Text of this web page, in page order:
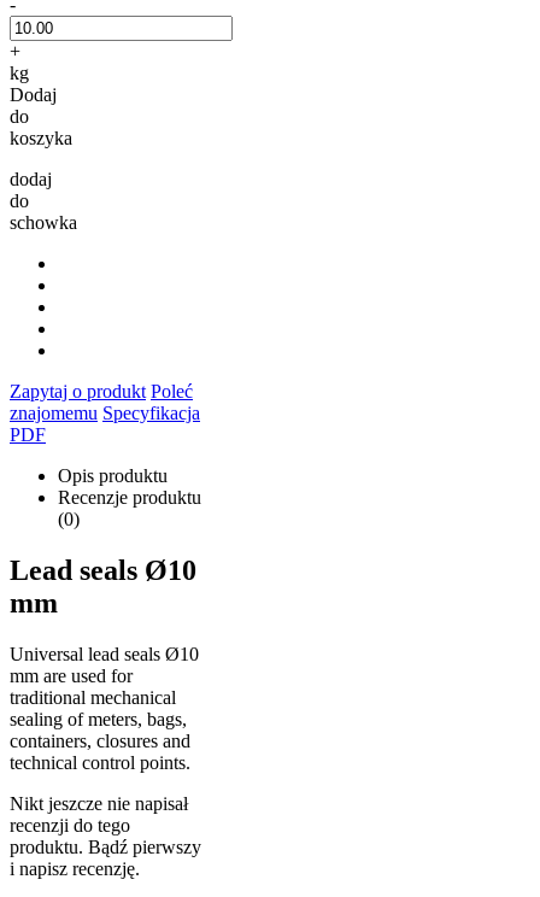
+
kg
Dodaj
do
koszyka
dodaj
do
schowka
Zapytaj o produkt Poleć
znajomemu Specyfikacja
PDF
Opis produktu
Recenzje produktu
(0)
Lead seals Ø10
mm
Universal lead seals Ø10
mm are used for
traditional mechanical
sealing of meters, bags,
containers, closures and
technical control points.
Nikt jeszcze nie napisał
recenzji do tego
produktu. Bądź pierwszy
i napisz recenzję.